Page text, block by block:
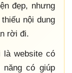
đẹp, nhưng
nội dung
rời đi.
là website có
có giúp